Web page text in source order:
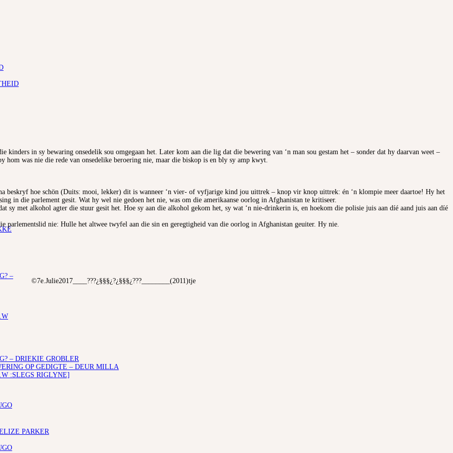
–
– DRIEKIE GROBLER
OP GEDIGTE – DEUR MILLA
:SLEGS RIGLYNE]
PARKER
kinders in sy bewaring onsedelik sou omgegaan het. Later kom aan die lig dat die bewering van ‘n man sou gestam het – sonder dat hy daarvan weet –
hom was nie die rede van onsedelike beroering nie, maar die biskop is en bly sy amp kwyt.
beskryf hoe schön (Duits: mooi, lekker) dit is wanneer ‘n vier- of vyfjarige kind jou uittrek – knop vir knop uittrek: én ‘n klompie meer daartoe! Hy het
in die parlement gesit. Wat hy wel nie gedoen het nie, was om die amerikaanse oorlog in Afghanistan te kritiseer.
sy met alkohol agter die stuur gesit het. Hoe sy aan die alkohol gekom het, sy wat ‘n nie-drinkerin is, en hoekom die polisie juis aan díé aand juis aan díé
parlementslid nie: Hulle het altwee twyfel aan die sin en geregtigheid van die oorlog in Afghanistan geuiter. Hy nie.
©7e.Julie2017____???¿§§§¿?¿§§§¿???________(2011)tje